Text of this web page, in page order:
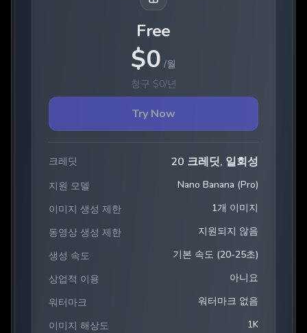
Free
$0 /월
청구 $0/년
Try Now
크레딧 20 크레딧, 일회성
지원 모델
Nano Banana (Pro)
이미지 생성 제한
1개 이미지
동영상 생성 제한
지원되지 않음
생성 속도
기본 속도 (20-25초)
상업적 이용
아니요
워터마크
워터마크 없음
이미지 해상도
1K